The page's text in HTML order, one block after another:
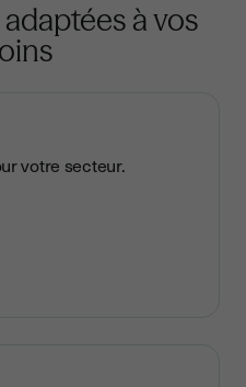
à vos
votre secteur.